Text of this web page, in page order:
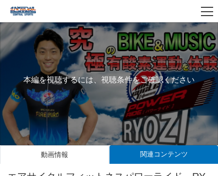
本編を視聴するには、視聴条件をご確認ください
動画情報 関連コンテンツ